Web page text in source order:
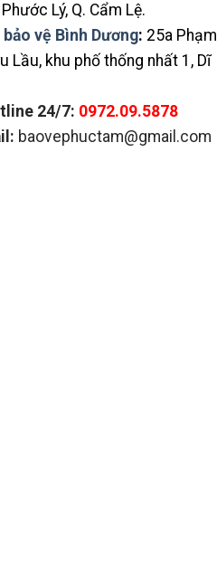
Lý, Q. Cẩm Lệ.
bảo vệ Bình Dương: 25a Phạm
Lầu, khu phố thống nhất 1, Dĩ
24/7: 0972.09.5878
baovephuctam@gmail.com